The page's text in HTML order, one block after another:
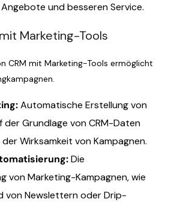
und besseren Service.
Marketing-Tools
CRM mit Marketing-Tools ermöglicht
Automatische Erstellung von
der Grundlage von CRM-Daten
Wirksamkeit von Kampagnen.
Die
von Marketing-Kampagnen, wie
von Newslettern oder Drip-